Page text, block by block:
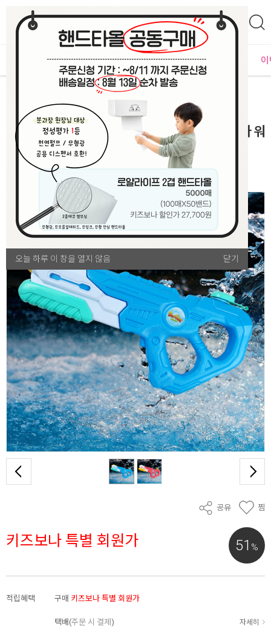
오늘 하루 이 창을 열지 않음 닫기
오늘 하루 이 창을 열지 않음 닫기
MD추천 PLAYLAB NEW BEST
소풍/야외 활동 용품
★특별행사가★ [여름 준비 모음전] [본사] 아리마 워
터건
공유 찜
51 %
키즈보나 특별 회원가
적립혜택 구매 키즈보나 특별 회원가
택배(주문 시 결제 ) 자세히